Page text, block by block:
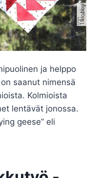
ja helppo
saanut nimensä
Kolmioista
lentävät jonossa.
geese” eli